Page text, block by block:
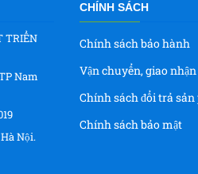
TRIỂN
Nam
Nội.
CHÍNH SÁCH
Chính sách bảo hành
Vận chuyển, giao nhận
Chính sách đổi trả
Chính sách bảo mật